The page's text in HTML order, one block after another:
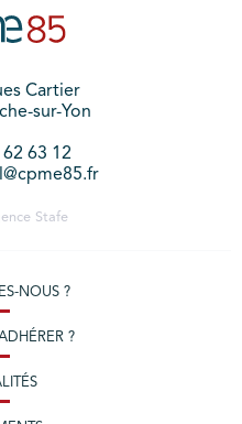
Cartier
sur-Yon
62 63 12
Stafe
NOUS ?
?